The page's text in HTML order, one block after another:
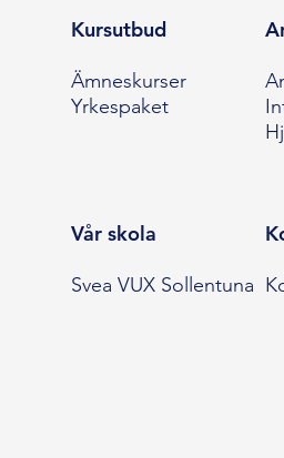
Kursutbud
Ämneskurser
Yrkespaket
Vår skola
Svea VUX Sollentuna